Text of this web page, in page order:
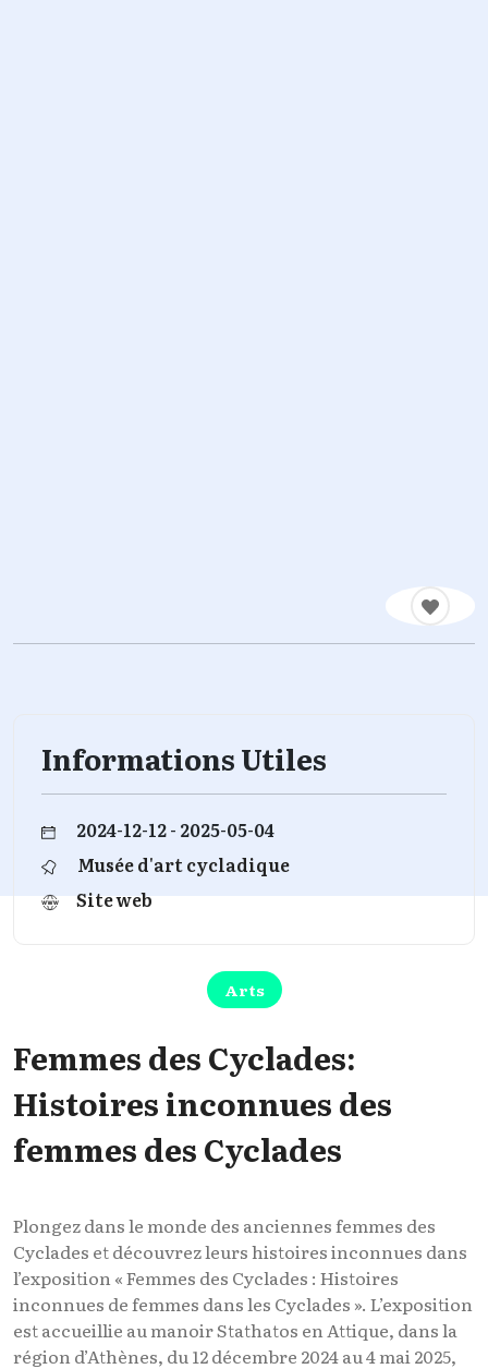
Informations Utiles
2024-12-12 - 2025-05-04
Musée d'art cycladique
Site web
Arts
Femmes des Cyclades:
Histoires inconnues des
femmes des Cyclades
Plongez dans le monde des anciennes femmes des
Cyclades et découvrez leurs histoires inconnues dans
l’exposition « Femmes des Cyclades : Histoires
inconnues de femmes dans les Cyclades ». L’exposition
est accueillie au manoir Stathatos en Attique, dans la
région d’Athènes, du 12 décembre 2024 au 4 mai 2025,